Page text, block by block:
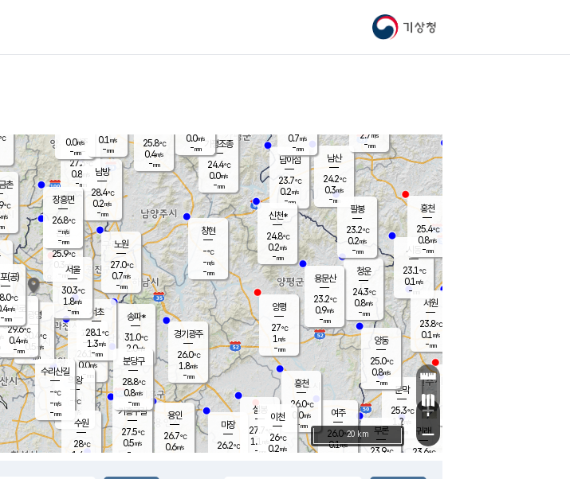
기상청
문막
25.3℃
1.2m/s
mm
남이섬
23.7℃
0.2m/s
-mm
양주
27.3℃
0.8
-mm
부론
23.9℃
과천
26.1℃
0.0m/s
- mm
남산
24.2℃
0.3m/s
-mm
청운
24.3℃
0.8m/s
-mm
팔봉
23.2℃
0.2m/s
-mm
용인
26.7℃
0.6m/s
여주
26.0℃
0.1m/s
양동
25.0℃
0.8m/s
-mm
경기광주
26.0℃
1.8m/s
-mm
0.7m/s
-mm
촌
℃
m/s
가평조종
24.4℃
0.0m/s
-mm
25.8℃
0.4m/s
-mm
신천*
24.8℃
0.2m/s
-mm
창현
-℃
-m/s
-mm
0.0m/s
-mm
흥천
26.0℃
0.0m/s
-mm
마장
26.2℃
의왕
- ℃
m/s
mm
s
설봉
27.7
1.1
- mm
광명
30.4 ℃
0.5 m/s
-mm
구로
29.6℃
0.4m/s
-mm
은평
25.9℃
0.3 m/s
- mm
노원
27.0℃
0.7m/s
-mm
송파*
31.0℃
2.0m/s
-mm
서초
28.1℃
1.3m/s
-mm
남방
28.4℃
0.2m/s
-mm
기흥구갈
27.5℃
0.5m/s
-
수리산길
-℃
-m/s
-mm
분당구
28.8℃
0.8m/s
-mm
장흥면
26.8℃
-m/s
-mm
0.0m/s
-mm
시동
23.1℃
0.1 m/s
- mm
귀래
23.6℃
서원
23.8℃
0.1 m/s
-mm
용문산
23.2℃
0.9m/s
-mm
(공)
℃
m/s
-mm
홍천
25.4℃
0.8m/s
-mm
이천
26℃
0.2m/s
양평
27℃
1 m/s
-mm
수원
28℃
1.4 m/s
서울
30.3℃
1.8m/s
-mm
2.7 m/s
-mm
0.1 m/s
-mm
+
−
20 km